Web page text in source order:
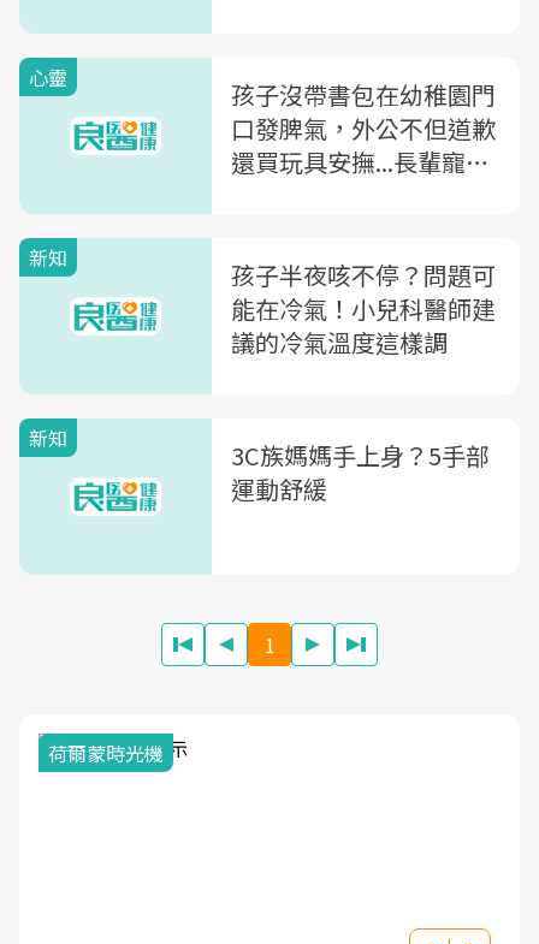
心靈
孩子沒帶書包在幼稚園門
口發脾氣，外公不但道歉
還買玩具安撫...長輩寵孫
新知
孩子半夜咳不停？問題可
能在冷氣！小兒科醫師建
議的冷氣溫度這樣調
新知
3C族媽媽手上身？5手部
運動舒緩
1
荷爾蒙時光機